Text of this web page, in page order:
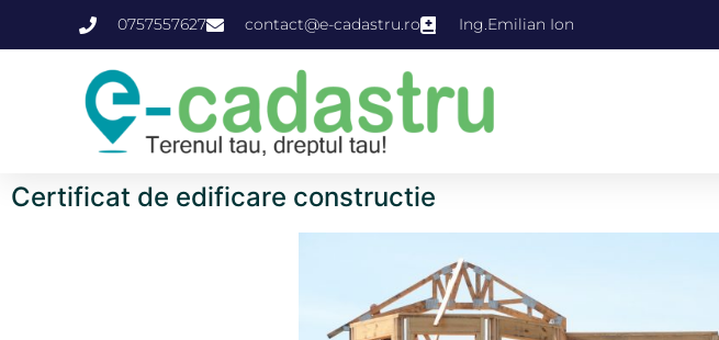
0757557627 contact@e-cadastru.ro Ing.Emilian Ion
Certificat de edificare constructie